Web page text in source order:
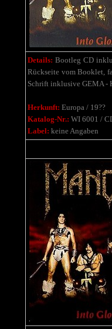
Details: Bootleg CD
Rückseite vom Booklet,
Schrift inklusive GEMA -
Herkunft: Europa / 19??
Katalog-Nr.: WI 6001 /
Label: keine Angaben